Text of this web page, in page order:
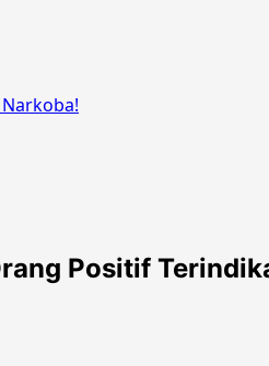
Positif